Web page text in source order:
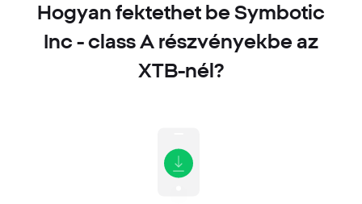
Hogyan fektethet be Symbotic
Inc - class A részvényekbe az
XTB-nél?